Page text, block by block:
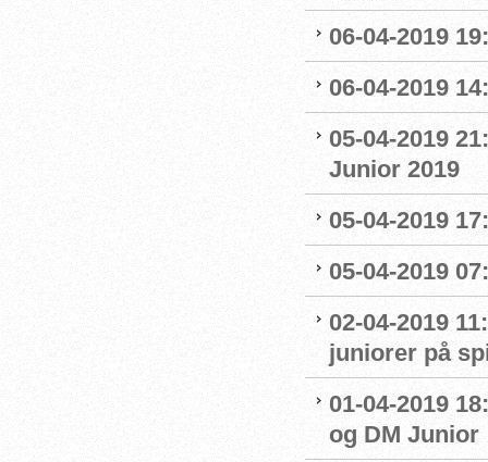
06-04-2019
06-04-2019
05-04-2019
Junior 2019
05-04-2019
05-04-2019
02-04-2019
juniorer på
01-04-2019
og DM Junior